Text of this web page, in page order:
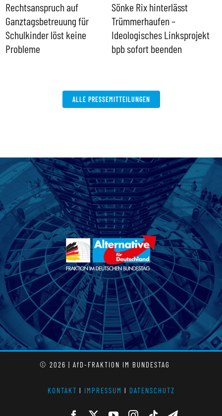
Rechtsanspruch auf
Ganztagsbetreuung für
Schulkinder löst keine
Probleme
Sönke Rix hinterlässt
Trümmerhaufen –
Ideologisches Linksprojekt
bpb sofort beenden
ALLE PRESSEMITTEILUNGEN
© 2026 | AfD-FRAKTION IM BUNDESTAG
KONTAKT l IMPRESSUM l DATENSCHUTZ